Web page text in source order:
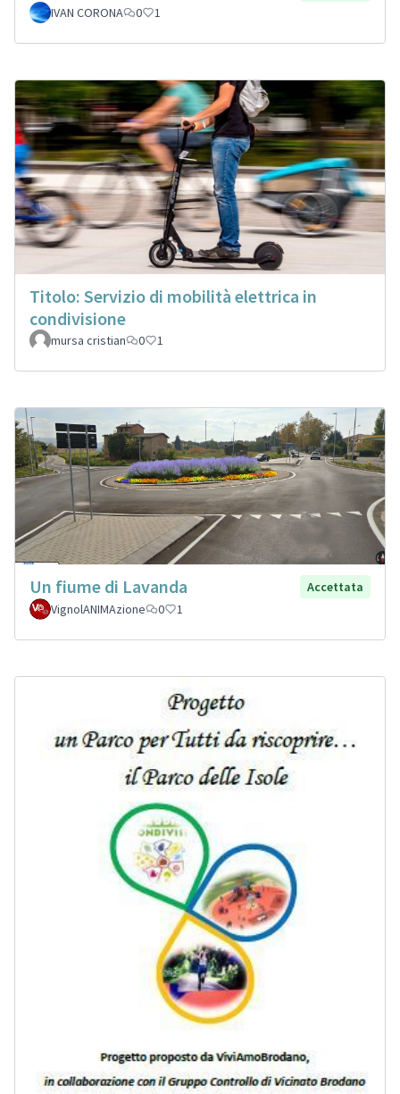
IVAN CORONA 0 1
Titolo: Servizio di mobilità elettrica in
condivisione
mursa cristian 0 1
Un fiume di Lavanda
Accettata
VignolANIMAzione
0 1